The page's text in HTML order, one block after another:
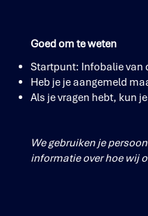
Goed om te weten
Startpunt: Infobalie
Heb je je aangemeld
Als je vragen hebt, kun
We gebruiken je
informatie over hoe wij